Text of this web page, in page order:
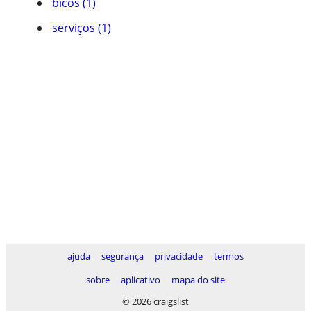
serviços (1)
ajuda segurança privacidade
termos
sobre
aplicativo
mapa do site
© 2026 craigslist